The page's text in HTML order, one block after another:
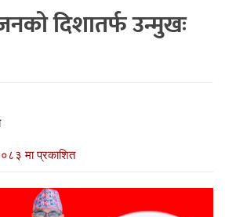
दिशातर्फ उन्मुखः
मा प्रकाशित